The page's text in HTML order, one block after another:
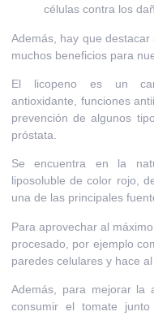
células contra los
Además, hay que
muchos beneficios para
El licopeno es un
antioxidante
funciones
prevención de algunos
próstata.
Se encuentra en la
liposoluble de color rojo,
una de las principales
Para aprovechar al
procesado , por ejemplo
paredes celulares y hace al
Además, para mejorar la
consumir el tomate